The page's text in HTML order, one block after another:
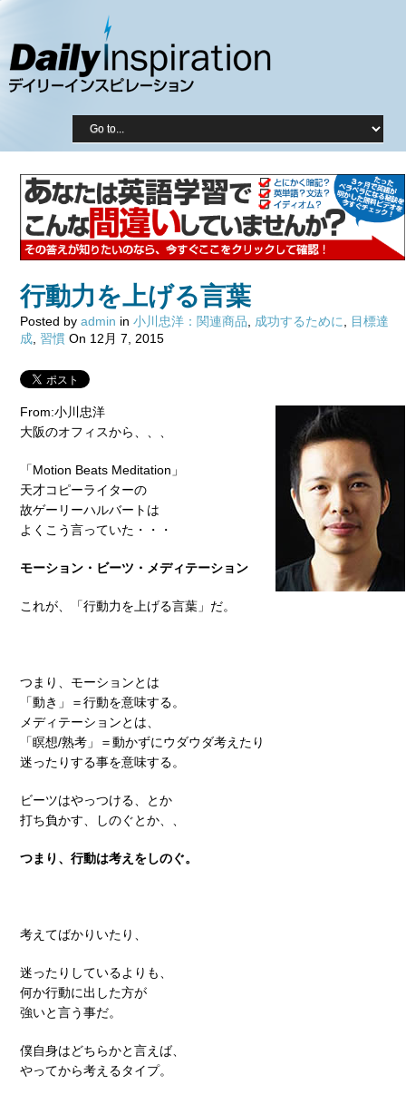
行動力を上げる言葉
Posted by admin in 小川忠洋：関連商品 成功するために
目標達
成 習慣 On 12月 7, 2015
From:小川忠洋
大阪のオフィスから、、、
「Motion Beats Meditation」
天才コピーライターの
故ゲーリーハルバートは
よくこう言っていた・・・
モーション・ビーツ・メディテーション
これが、「行動力を上げる言葉」だ。
つまり、モーションとは
「動き」＝行動を意味する。
メディテーションとは、
「瞑想/熟考」＝動かずにウダウダ考えたり
迷ったりする事を意味する。
ビーツはやっつける、とか
打ち負かす、しのぐとか、、
つまり、行動は考えをしのぐ。
考えてばかりいたり、
迷ったりしているよりも、
何か行動に出した方が
強いと言う事だ。
僕自身はどちらかと言えば、
やってから考えるタイプ。